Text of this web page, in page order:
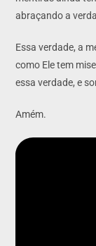
abraçando a
Essa verdade, a
como Ele tem
essa verdade, e
Amém.